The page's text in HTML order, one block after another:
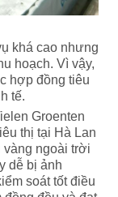
khá cao nhưng
hoạch. Vì vậy,
hợp đồng tiêu
tế.
Groenten
thị tại Hà Lan
vàng ngoài trời
dễ bị ảnh
soát tốt điều